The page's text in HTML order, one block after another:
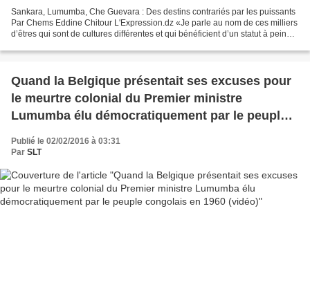
Sankara, Lumumba, Che Guevara : Des destins contrariés par les puissants
Par Chems Eddine Chitour L'Expression.dz «Je parle au nom de ces milliers
d’êtres qui sont de cultures différentes et qui bénéficient d’un statut à peine
Quand la Belgique présentait ses excuses pour
le meurtre colonial du Premier ministre
Lumumba élu démocratiquement par le peuple
congolais en 1960 (vidéo)
Publié le 02/02/2016 à 03:31
Par SLT